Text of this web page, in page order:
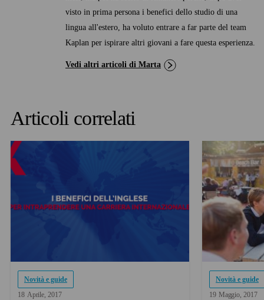
visto in prima persona i benefici dello studio di una
lingua all'estero, ha voluto entrare a far parte del team
Kaplan per ispirare altri giovani a fare questa esperienza.
Vedi altri articoli di Marta
Articoli correlati
Novità e guide
18 Aprile 2017
Novità e guide
19 Maggio 2017